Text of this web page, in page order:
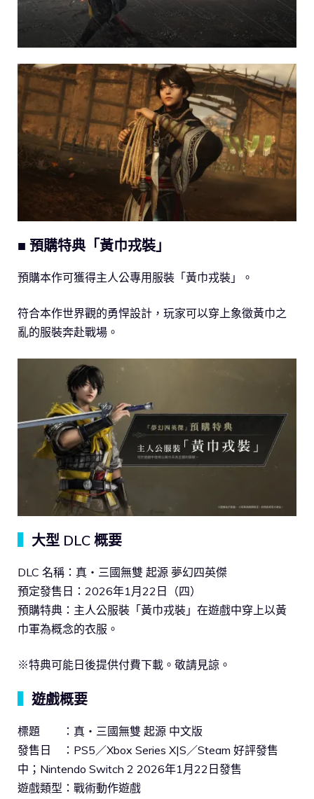
■ 預購特典「黃巾戎裝」
預購本作可獲得主人公專用服裝「黃巾戎裝」。
符合本作世界觀的勇悍設計，玩家可以穿上象徵黃巾之
亂的服裝奔赴戰場。
大型 DLC 概要
DLC 名稱：真・三國無雙 起源 夢幻四英傑
預定發售日：2026年1月22日（四）
預購特典：主人公服裝「黃巾戎裝」在遊戲中穿上以黃
巾軍為概念的衣服。
※特典可能日後提供付費下載。敬請見諒。
遊戲概要
標題 ：真・三國無雙 起源 中文版
發售日 ：PS5／Xbox Series X|S／Steam 好評發售
中；Nintendo Switch 2 2026年1月22日發售
遊戲類型：戰術動作遊戲